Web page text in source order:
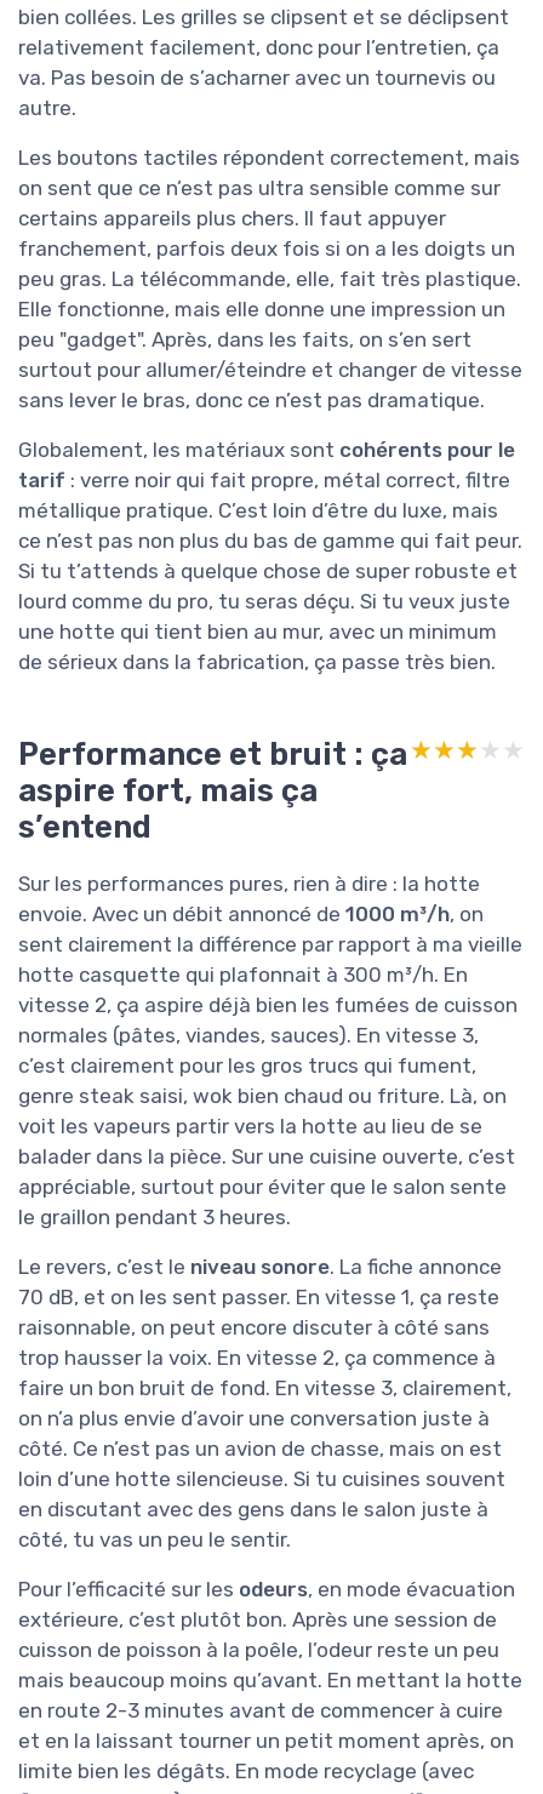
bien collées. Les grilles se clipsent et se déclipsent
relativement facilement, donc pour l’entretien, ça
va. Pas besoin de s’acharner avec un tournevis ou
autre.
Les boutons tactiles répondent correctement, mais
on sent que ce n’est pas ultra sensible comme sur
certains appareils plus chers. Il faut appuyer
franchement, parfois deux fois si on a les doigts un
peu gras. La télécommande, elle, fait très plastique.
Elle fonctionne, mais elle donne une impression un
peu "gadget". Après, dans les faits, on s’en sert
surtout pour allumer/éteindre et changer de vitesse
sans lever le bras, donc ce n’est pas dramatique.
Globalement, les matériaux sont cohérents pour le
tarif : verre noir qui fait propre, métal correct, filtre
métallique pratique. C’est loin d’être du luxe, mais
ce n’est pas non plus du bas de gamme qui fait peur.
Si tu t’attends à quelque chose de super robuste et
lourd comme du pro, tu seras déçu. Si tu veux juste
une hotte qui tient bien au mur, avec un minimum
de sérieux dans la fabrication, ça passe très bien.
Performance et bruit : ça
aspire fort, mais ça
s’entend
★★★★★
★★★★★
Sur les performances pures, rien à dire : la hotte
envoie. Avec un débit annoncé de 1000 m³/h, on
sent clairement la différence par rapport à ma vieille
hotte casquette qui plafonnait à 300 m³/h. En
vitesse 2, ça aspire déjà bien les fumées de cuisson
normales (pâtes, viandes, sauces). En vitesse 3,
c’est clairement pour les gros trucs qui fument,
genre steak saisi, wok bien chaud ou friture. Là, on
voit les vapeurs partir vers la hotte au lieu de se
balader dans la pièce. Sur une cuisine ouverte, c’est
appréciable, surtout pour éviter que le salon sente
le graillon pendant 3 heures.
Le revers, c’est le niveau sonore. La fiche annonce
70 dB, et on les sent passer. En vitesse 1, ça reste
raisonnable, on peut encore discuter à côté sans
trop hausser la voix. En vitesse 2, ça commence à
faire un bon bruit de fond. En vitesse 3, clairement,
on n’a plus envie d’avoir une conversation juste à
côté. Ce n’est pas un avion de chasse, mais on est
loin d’une hotte silencieuse. Si tu cuisines souvent
en discutant avec des gens dans le salon juste à
côté, tu vas un peu le sentir.
Pour l’efficacité sur les odeurs, en mode évacuation
extérieure, c’est plutôt bon. Après une session de
cuisson de poisson à la poêle, l’odeur reste un peu
mais beaucoup moins qu’avant. En mettant la hotte
en route 2-3 minutes avant de commencer à cuire
et en la laissant tourner un petit moment après, on
limite bien les dégâts. En mode recyclage (avec